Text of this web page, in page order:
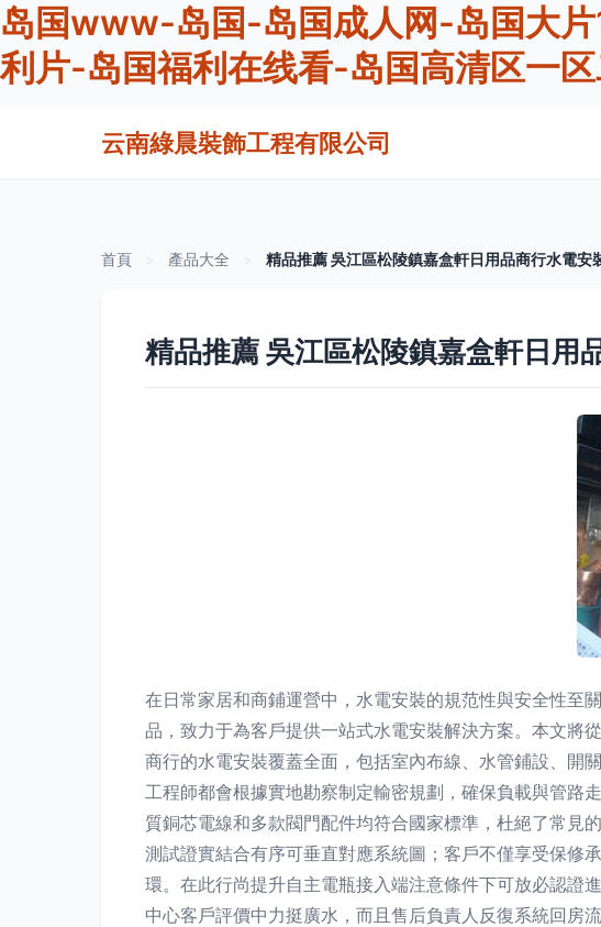
岛国www-岛国-岛国成人网-岛国大
利片-岛国福利在线看-岛国高清区一
云南綠晨裝飾工程有限公司
首頁 產品大全 精品推薦 吳江區松陵鎮嘉盒軒日用品商行水電安
精品推薦 吳江區松陵鎮嘉盒軒日用
在日常家居和商鋪運營中，水電安裝的規范性與安全性至
品，致力于為客戶提供一站式水電安裝解決方案。本文將
商行的水電安裝覆蓋全面，包括室內布線、水管鋪設、開
工程師都會根據實地勘察制定輸密規劃，確保負載與管
質銅芯電線和多款閥門配件均符合國家標準，杜絕了常見
測試證實結合有序可垂直對應系統圖；客戶不僅享受保修
環。在此行尚提升自主電瓶接入端注意條件下可放必認證
中心客戶評價中力挺廣水，而且售后負責人反復系統回房